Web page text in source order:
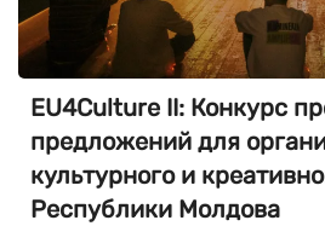
EU4Culture II: Конкурс
предложений для
культурного и
Республики Молдова